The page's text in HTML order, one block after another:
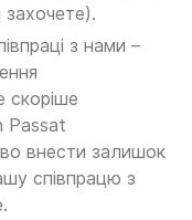
з нами –
скоріше
Passat
внести залишок
співпрацю з